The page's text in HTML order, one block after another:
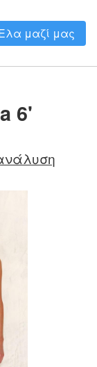
μαζί μας
6'